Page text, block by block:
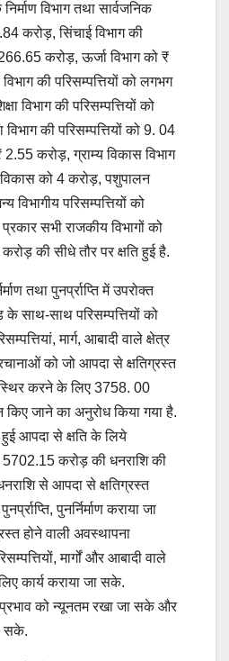
विभाग तथा सार्वजनिक
करोड़, सिंचाई विभाग की
करोड़, ऊर्जा विभाग को ₹
की परिसम्पत्तियों को लगभग
विभाग की परिसम्पत्तियों को
की परिसम्पत्तियों को 9. 04
करोड़, ग्राम्य विकास विभाग
को 4 करोड़, पशुपालन
विभागीय परिसम्पत्तियों को
सभी राजकीय विभागों को
की सीधे तौर पर क्षति हुई है.
तथा पुनर्प्राप्ति में उपरोक्त
साथ-साथ परिसम्पत्तियों को
मार्ग, आबादी वाले क्षेत्र
को जो आपदा से क्षतिग्रस्त
करने के लिए 3758. 00
किए जाने का अनुरोध किया गया है.
आपदा से क्षति के लिये
करोड़ की धनराशि की
से आपदा से क्षतिग्रस्त
पुनर्निर्माण कराया जा
होने वाली अवस्थापना
मार्गों और आबादी वाले
कार्य कराया जा सके.
को न्यूनतम रखा जा सके और
सके.